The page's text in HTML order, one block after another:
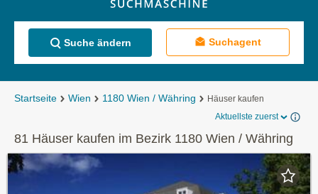
Suche ändern Suchagent
Startseite Wien 1180 Wien / Währing
Häuser kaufen
Aktuellste zuerst
81 Häuser kaufen im Bezirk 1180 Wien / Währing